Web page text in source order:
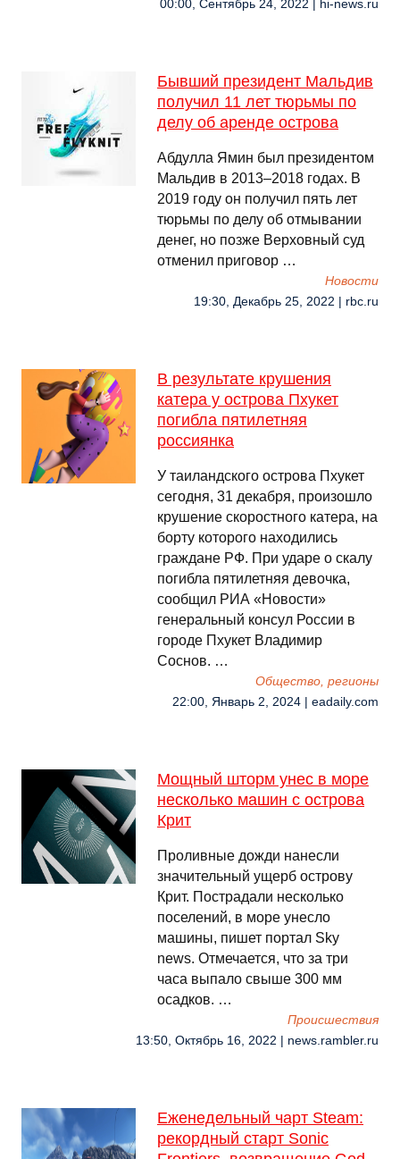
00:00, Сентябрь 24, 2022 | hi-news.ru
Бывший президент Мальдив
получил 11 лет тюрьмы по
делу об аренде острова
Абдулла Ямин был президентом
Мальдив в 2013–2018 годах. В
2019 году он получил пять лет
тюрьмы по делу об отмывании
денег, но позже Верховный суд
отменил приговор …
Новости
19:30, Декабрь 25, 2022 | rbc.ru
В результате крушения
катера у острова Пхукет
погибла пятилетняя
россиянка
У таиландского острова Пхукет
сегодня, 31 декабря, произошло
крушение скоростного катера, на
борту которого находились
граждане РФ. При ударе о скалу
погибла пятилетняя девочка,
сообщил РИА «Новости»
генеральный консул России в
городе Пхукет Владимир
Соснов. …
Общество, регионы
22:00, Январь 2, 2024 | eadaily.com
Мощный шторм унес в море
несколько машин с острова
Крит
Проливные дожди нанесли
значительный ущерб острову
Крит. Пострадали несколько
поселений, в море унесло
машины, пишет портал Sky
news. Отмечается, что за три
часа выпало свыше 300 мм
осадков. …
Происшествия
13:50, Октябрь 16, 2022 | news.rambler.ru
Еженедельный чарт Steam:
рекордный старт Sonic